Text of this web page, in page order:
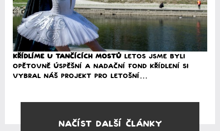
KŘÍDLÍME u TANČÍCÍCH MOSTŮ Letos jsme byli
opětovně úspěšní a nadační fond KŘÍDLENÍ si
vybral náš projekt pro letošní…
Načíst další články